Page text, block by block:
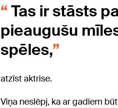
Tas ir stāsts
pieaugušu
spēles,
atzīst aktrise.
Viņa neslēpj, ka ar gadiem